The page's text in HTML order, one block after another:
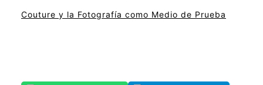
Couture y la Fotografía como Medio de Prueba